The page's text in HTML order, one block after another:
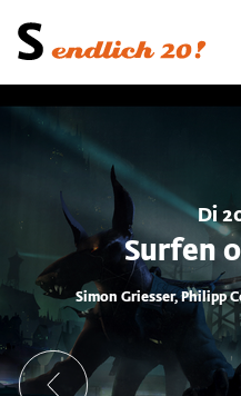
Presse
Videos
Di
Surfen
Simon Griesser, Philipp